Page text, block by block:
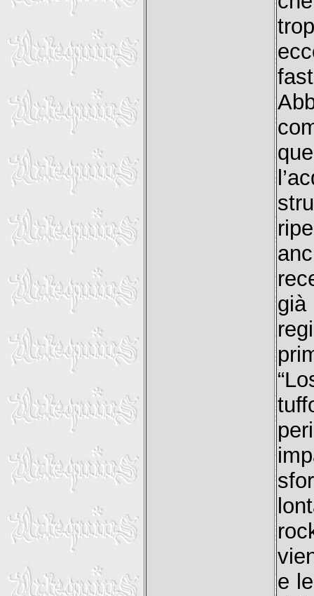
già
e